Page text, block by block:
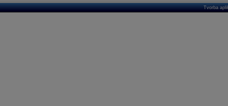
Databanka - Ceny
Tvorba